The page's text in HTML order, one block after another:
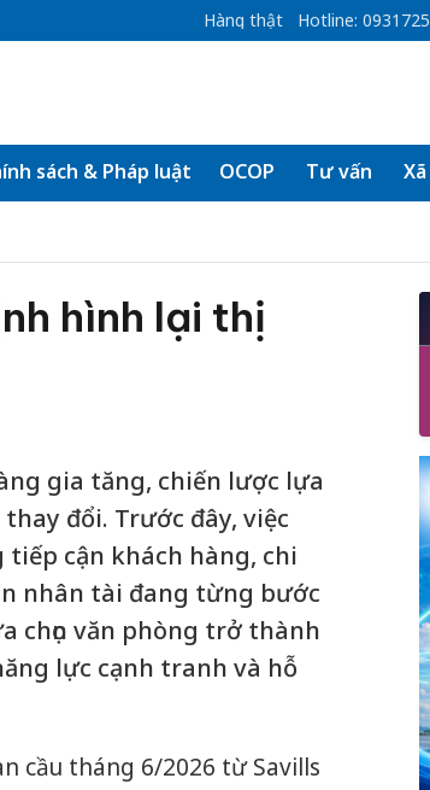
Hàng thật Hotline:
sách & Pháp luật OCOP Tư vấn
hình lại thị
gia tăng, chiến lược lựa
đổi. Trước đây, việc
tiếp cận khách hàng, chi
nhân tài đang từng bước
chọn văn phòng trở thành
lực cạnh tranh và hỗ
cầu tháng 6/2026 từ Savills